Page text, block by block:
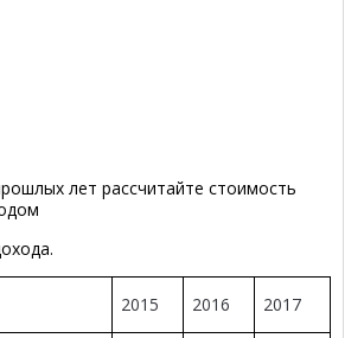
лет рассчитайте стоимость
2015 2016 2017